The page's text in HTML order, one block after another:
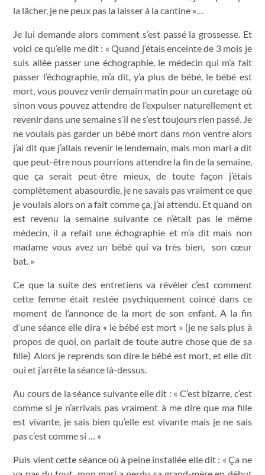
la lâcher, je ne peux pas la laisser à la cantine »…
Je lui demande alors comment s’est passé la grossesse. Et
voici ce qu’elle me dit : « Quand j’étais enceinte de 3 mois je
suis allée passer une échographie, le médecin qui m’a fait
passer l’échographie, m’a dit, y’a plus de bébé, le bébé est
mort, vous pouvez venir demain matin pour un curetage où
sinon vous pouvez attendre de l’expulser naturellement et
revenir dans une semaine s’il ne s’est toujours rien passé. Je
ne voulais pas garder un bébé mort dans mon ventre alors
j’ai dit que j’allais revenir le lendemain, mais mon mari a dit
que peut-être nous pourrions attendre la fin de la semaine,
que ça serait peut-être mieux, de toute façon j’étais
complètement abasourdie, je ne savais pas vraiment ce que
je voulais alors on a fait comme ça, j’ai attendu. Et quand on
est revenu la semaine suivante ce n’était pas le même
médecin, il a refait une échographie et m’a dit mais non
madame vous avez un bébé qui va très bien, son cœur
bat. »
Ce que la suite des entretiens va révéler c’est comment
cette femme était restée psychiquement coincé dans ce
moment de l’annonce de la mort de son enfant. A la fin
d’une séance elle dira « le bébé est mort » (je ne sais plus à
propos de quoi, on parlait de toute autre chose que de sa
fille) Alors je reprends son dire le bébé est mort, et elle dit
oui et j’arrête la séance là-dessus.
Au cours de la séance suivante elle dit : « C’est bizarre, c’est
comme si je n’arrivais pas vraiment à me dire que ma fille
est vivante, je sais bien qu’elle est vivante mais je ne sais
pas c’est comme si … »
Puis vient cette séance où à peine installée elle dit : « Ça ne